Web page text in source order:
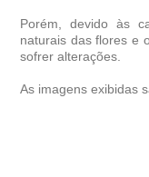
Porém, devido às
naturais das flores e
sofrer alterações.
As imagens exibidas